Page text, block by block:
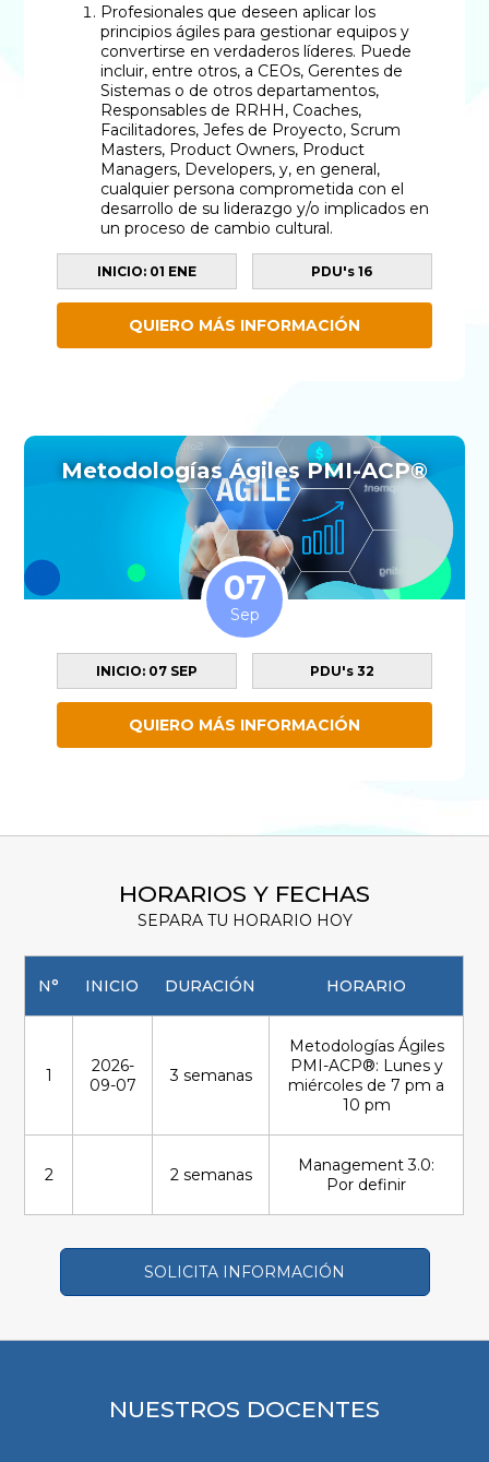
Profesionales que deseen aplicar los
principios ágiles para gestionar equipos y
convertirse en verdaderos líderes. Puede
incluir, entre otros, a CEOs, Gerentes de
Sistemas o de otros departamentos,
Responsables de RRHH, Coaches,
Facilitadores, Jefes de Proyecto, Scrum
Masters, Product Owners, Product
Managers, Developers, y, en general,
cualquier persona comprometida con el
desarrollo de su liderazgo y/o implicados en
un proceso de cambio cultural.
INICIO: 01 ENE PDU's 16
QUIERO MÁS INFORMACIÓN
07
Sep
Metodologías Ágiles PMI-ACP®
INICIO: 07 SEP PDU's 32
QUIERO MÁS INFORMACIÓN
HORARIOS Y FECHAS
SEPARA TU HORARIO HOY
N° INICIO DURACIÓN HORARIO
1
2026-
09-07
3 semanas
Metodologías Ágiles
PMI-ACP®: Lunes y
miércoles de 7 pm a
10 pm
2 2 semanas
Management 3.0:
Por definir
SOLICITA INFORMACIÓN
NUESTROS DOCENTES